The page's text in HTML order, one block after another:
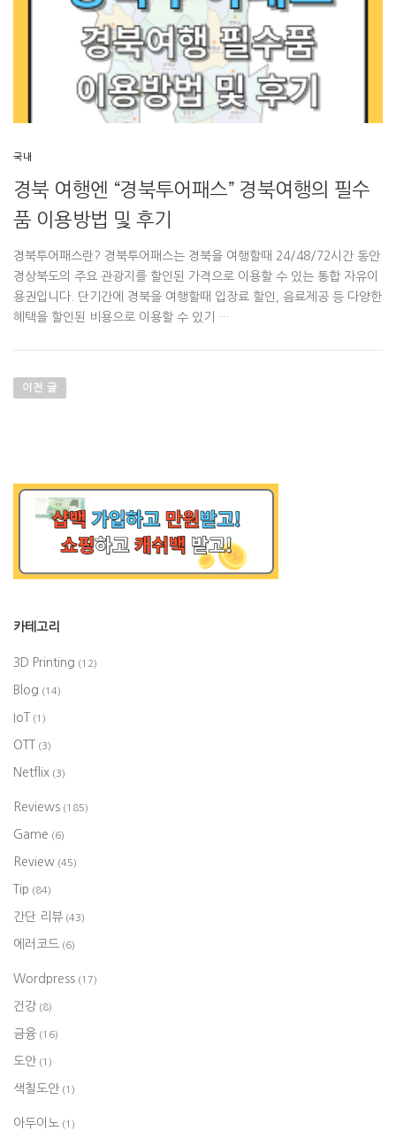
국내
경북 여행엔 “경북투어패스” 경북여행의 필수
품 이용방법 및 후기
경북투어패스란? 경북투어패스는 경북을 여행할때 24/48/72시간 동안
경상북도의 주요 관광지를 할인된 가격으로 이용할 수 있는 통합 자유이
용권입니다. 단기간에 경북을 여행할때 입장료 할인, 음료제공 등 다양한
혜택을 할인된 비용으로 이용할 수 있기 …
내이전 글
카테고리
3D Printing (12)
Blog (14)
IoT (1)
OTT (3)
Netflix (3)
Reviews (185)
Game (6)
Review (45)
Tip (84)
간단 리뷰 (43)
에러코드 (6)
Wordpress (17)
건강 (8)
금융 (16)
도안 (1)
색칠도안 (1)
아두이노 (1)